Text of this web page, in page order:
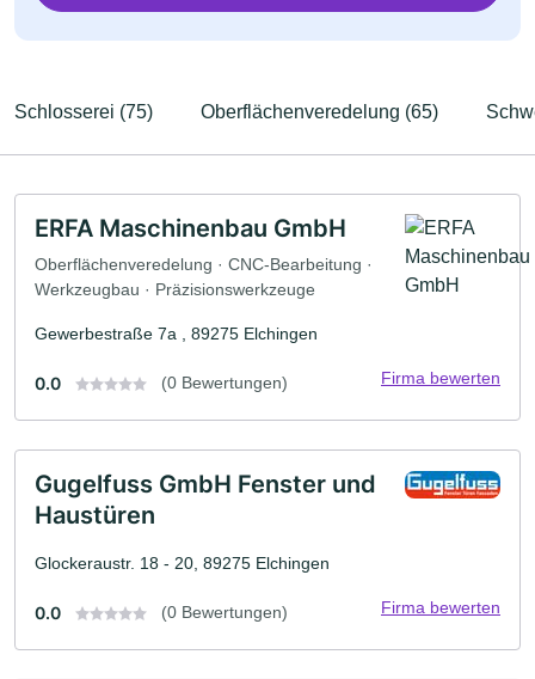
Schlosserei (75) Oberflächenveredelung (65)
ERFA Maschinenbau GmbH
Oberflächenveredelung · CNC-Bearbeitung ·
Werkzeugbau · Präzisionswerkzeuge
Gewerbestraße 7a , 89275 Elchingen
0.0 (0 Bewertungen) Firma bewerten
Gugelfuss GmbH Fenster und
Haustüren
Glockeraustr. 18 - 20, 89275 Elchingen
0.0 (0 Bewertungen) Firma bewerten